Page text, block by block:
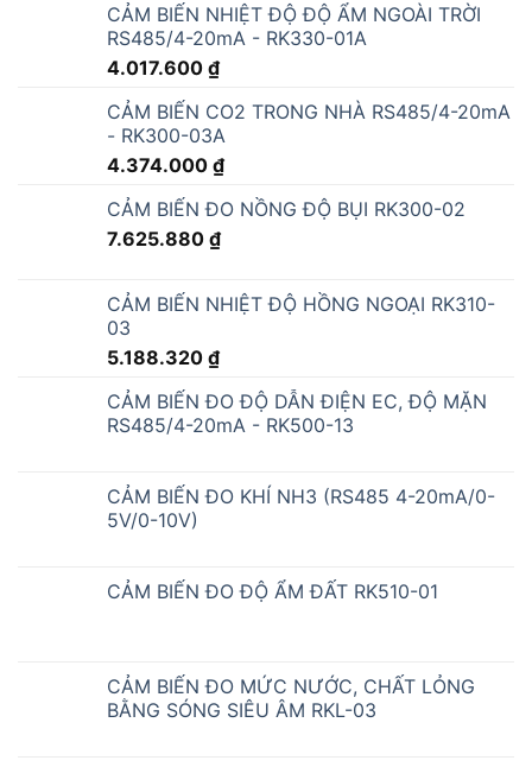
CẢM BIẾN NHIỆT ĐỘ ĐỘ ẨM NGOÀI TRỜI
RS485/4-20mA - RK330-01A
4.017.600 ₫
CẢM BIẾN CO2 TRONG NHÀ RS485/4-20mA
- RK300-03A
4.374.000 ₫
CẢM BIẾN ĐO NỒNG ĐỘ BỤI RK300-02
7.625.880 ₫
CẢM BIẾN NHIỆT ĐỘ HỒNG NGOẠI RK310-
03
5.188.320 ₫
CẢM BIẾN ĐO ĐỘ DẪN ĐIỆN EC, ĐỘ MẶN
RS485/4-20mA - RK500-13
CẢM BIẾN ĐO KHÍ NH3 (RS485 4-20mA/0-
5V/0-10V)
CẢM BIẾN ĐO ĐỘ ẨM ĐẤT RK510-01
CẢM BIẾN ĐO MỨC NƯỚC, CHẤT LỎNG
BẰNG SÓNG SIÊU ÂM RKL-03